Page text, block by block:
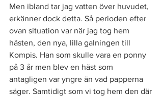
Men ibland tar jag vatten över huvudet,
erkänner dock detta. Så perioden efter
ovan situation var när jag tog hem
hästen, den nya, lilla galningen till
Kompis. Han som skulle vara en ponny
på 3 år men blev en häst som
antagligen var yngre än vad papperna
säger. Samtidigt som vi tog hem den där